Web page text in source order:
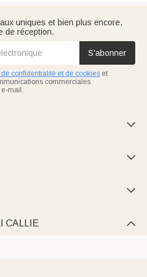
uniques et bien plus encore,
de réception.
S'abonner
de confidentialité et de cookies et
commerciales
mail.



CALLIE 